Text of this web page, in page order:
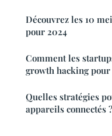
Découvrez les 10
pour 2024
Comment les
growth hacking
Quelles stratégies
appareils connectés ?